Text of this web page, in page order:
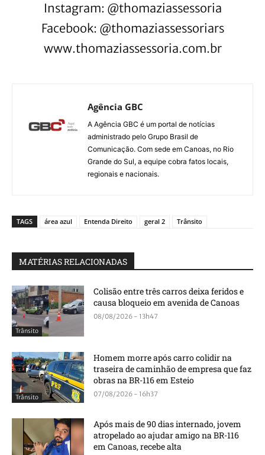
Instagram: @thomaziassessoria
Facebook: @thomaziassessoriars
www.thomaziassessoria.com.br
Agência GBC
A Agência GBC é um portal de notícias
administrado pelo Grupo Brasil de
Comunicação. Com sede em Canoas, no Rio
Grande do Sul, a equipe cobra fatos locais,
regionais e nacionais.
TAGS área azul Entenda Direito geral 2 Trânsito
MATÉRIAS RELACIONADAS
Trânsito
Colisão entre três carros deixa feridos e
causa bloqueio em avenida de Canoas
08/08/2026 - 13h47
Trânsito
Homem morre após carro colidir na
traseira de caminhão de empresa que faz
obras na BR-116 em Esteio
07/08/2026 - 16h37
Após mais de 90 dias internado, jovem
atropelado ao ajudar amigo na BR-116
em Canoas, recebe alta